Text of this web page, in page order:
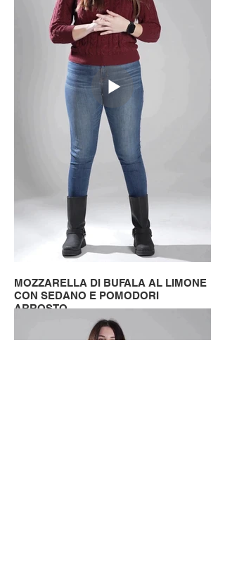
MOZZARELLA DI BUFALA AL LIMONE
CON SEDANO E POMODORI
ARROSTO